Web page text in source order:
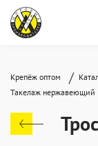
Крепёж оптом /
Такелаж нержавеющий